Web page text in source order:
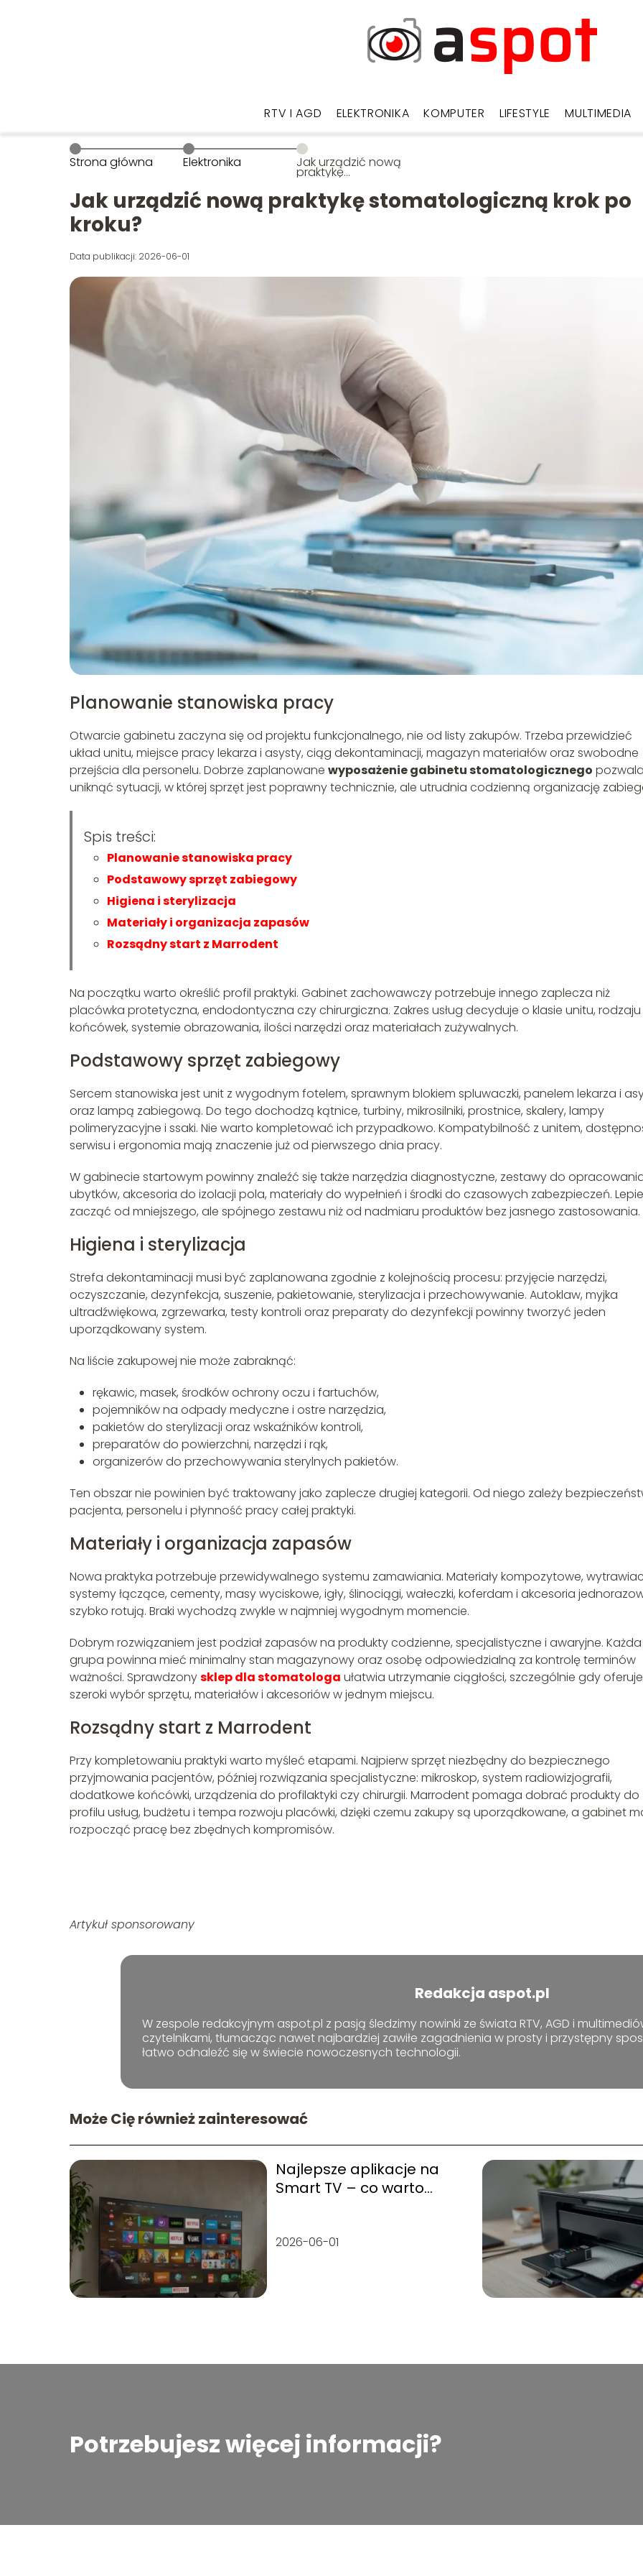
RTV I AGD ELEKTRONIKA KOMPUTER LIFESTYLE MULTIMEDIA
Strona główna Elektronika Jak urządzić nową
praktykę
stomatologiczną krok
po kroku?
Jak urządzić nową praktykę stomatologiczną krok po
kroku?
Data publikacji: 2026-06-01
Planowanie stanowiska pracy
Otwarcie gabinetu zaczyna się od projektu funkcjonalnego, nie od listy zakupów. Trzeba przewidzieć
układ unitu, miejsce pracy lekarza i asysty, ciąg dekontaminacji, magazyn materiałów oraz swobodne
przejścia dla personelu. Dobrze zaplanowane wyposażenie gabinetu stomatologicznego
uniknąć sytuacji, w której sprzęt jest poprawny technicznie, ale utrudnia codzienną organizację
Spis treści:
Planowanie stanowiska pracy
Podstawowy sprzęt zabiegowy
Higiena i sterylizacja
Materiały i organizacja zapasów
Rozsądny start z Marrodent
Na początku warto określić profil praktyki. Gabinet zachowawczy potrzebuje innego zaplecza niż
placówka protetyczna, endodontyczna czy chirurgiczna. Zakres usług decyduje o klasie unitu, rodzaju
końcówek, systemie obrazowania, ilości narzędzi oraz materiałach zużywalnych.
Podstawowy sprzęt zabiegowy
Sercem stanowiska jest unit z wygodnym fotelem, sprawnym blokiem spluwaczki, panelem lekarza i
oraz lampą zabiegową. Do tego dochodzą kątnice, turbiny, mikrosilniki, prostnice, skalery, lampy
polimeryzacyjne i ssaki. Nie warto kompletować ich przypadkowo. Kompatybilność z unitem,
serwisu i ergonomia mają znaczenie już od pierwszego dnia pracy.
W gabinecie startowym powinny znaleźć się także narzędzia diagnostyczne, zestawy do
ubytków, akcesoria do izolacji pola, materiały do wypełnień i środki do czasowych zabezpieczeń.
zacząć od mniejszego, ale spójnego zestawu niż od nadmiaru produktów bez jasnego zastosowania.
Higiena i sterylizacja
Strefa dekontaminacji musi być zaplanowana zgodnie z kolejnością procesu: przyjęcie narzędzi,
oczyszczanie, dezynfekcja, suszenie, pakietowanie, sterylizacja i przechowywanie. Autoklaw, myjka
ultradźwiękowa, zgrzewarka, testy kontroli oraz preparaty do dezynfekcji powinny tworzyć jeden
uporządkowany system.
Na liście zakupowej nie może zabraknąć:
rękawic, masek, środków ochrony oczu i fartuchów,
pojemników na odpady medyczne i ostre narzędzia,
pakietów do sterylizacji oraz wskaźników kontroli,
preparatów do powierzchni, narzędzi i rąk,
organizerów do przechowywania sterylnych pakietów.
Ten obszar nie powinien być traktowany jako zaplecze drugiej kategorii. Od niego zależy
pacjenta, personelu i płynność pracy całej praktyki.
Materiały i organizacja zapasów
Nowa praktyka potrzebuje przewidywalnego systemu zamawiania. Materiały kompozytowe,
systemy łączące, cementy, masy wyciskowe, igły, ślinociągi, wałeczki, koferdam i akcesoria
szybko rotują. Braki wychodzą zwykle w najmniej wygodnym momencie.
Dobrym rozwiązaniem jest podział zapasów na produkty codzienne, specjalistyczne i awaryjne. Każda
grupa powinna mieć minimalny stan magazynowy oraz osobę odpowiedzialną za kontrolę terminów
ważności. Sprawdzonysklep dla stomatologa ułatwia utrzymanie ciągłości, szczególnie gdy oferuje
szeroki wybór sprzętu, materiałów i akcesoriów w jednym miejscu.
Rozsądny start z Marrodent
Przy kompletowaniu praktyki warto myśleć etapami. Najpierw sprzęt niezbędny do bezpiecznego
przyjmowania pacjentów, później rozwiązania specjalistyczne: mikroskop, system radiowizjografii,
dodatkowe końcówki, urządzenia do profilaktyki czy chirurgii. Marrodent pomaga dobrać produkty do
profilu usług, budżetu i tempa rozwoju placówki, dzięki czemu zakupy są uporządkowane, a gabinet
rozpocząć pracę bez zbędnych kompromisów.
Artykuł sponsorowany
Redakcja aspot.pl
W zespole redakcyjnym aspot.pl z pasją śledzimy nowinki ze świata RTV, AGD i
czytelnikami, tłumacząc nawet najbardziej zawiłe zagadnienia w prosty i przystępny
łatwo odnaleźć się w świecie nowoczesnych technologii.
Może Cię również zainteresować
Najlepsze aplikacje na
Smart TV – co warto
2026-06-01
Potrzebujesz więcej informacji?